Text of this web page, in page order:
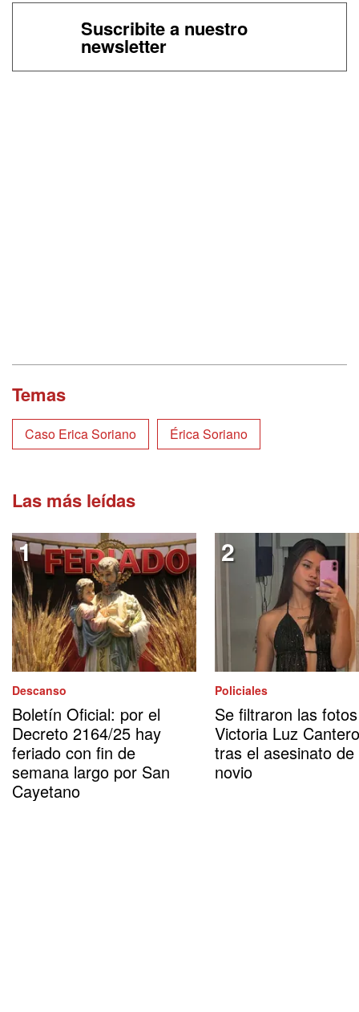
Suscribite a nuestro
newsletter
Temas
Caso Erica Soriano Érica Soriano
Las más leídas
Descanso
Boletín Oficial: por el
Decreto 2164/25 hay
feriado con fin de
semana largo por San
Cayetano
Policiales
Se filtraron las
Victoria Luz Cantero
tras el asesinato de
novio